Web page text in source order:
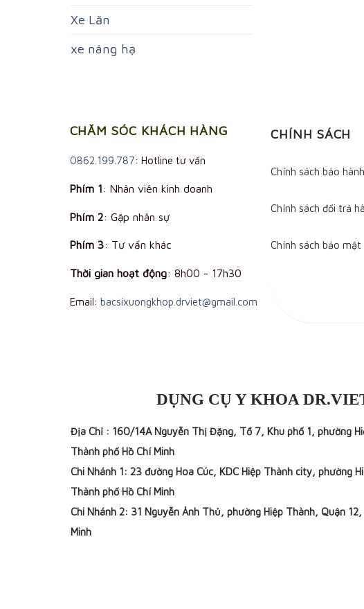
Xe Lăn
xe nâng hạ
CHĂM SÓC KHÁCH HÀNG
0862.199.787: Hotline tư vấn
Phím 1: Nhân viên kinh doanh
Phím 2: Gặp nhân sự
Phím 3: Tư vấn khác
Thời gian hoạt động: 8h00 - 17h30
Email: bacsixuongkhop.drviet@gmail.com
CHÍNH SÁCH
Chính sách bảo hành
Chính sách đổi trả
Chính sách bảo mật
DỤNG CỤ Y KHOA
Địa Chỉ : 160/14A Nguyễn Thị Đặng, Tổ 7, Khu phố 1, phường
Thành phố Hồ Chí Minh
Chi Nhánh 1: 23 đường Hoa Cúc, KDC Hiệp Thành city, phường
Thành phố Hồ Chí Minh
Chi Nhánh 2: 31 Nguyễn Ảnh Thủ, phường Hiệp Thành, Quận
Minh